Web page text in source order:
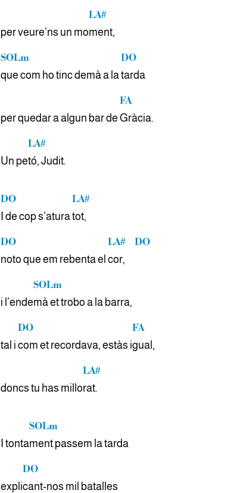
per veure’ns un mo
LA#
ment,
SOLm
que com ho tinc demà a la
DO
tarda
per quedar a algun bar de
FA
Gràcia.
Un pe
LA#
tó, Judit.
DO
I de cop s’atura
LA#
tot,
DO
noto que em rebenta el
LA#
cor,
DO
i l’ende
SOLm
mà et trobo a la barra,
tal i
DO
com et recordava, estàs i
FA
gual,
doncs tu has millo
LA#
rat.
I tonta
SOLm
ment passem la tarda
expli
DO
cant-nos mil batalles